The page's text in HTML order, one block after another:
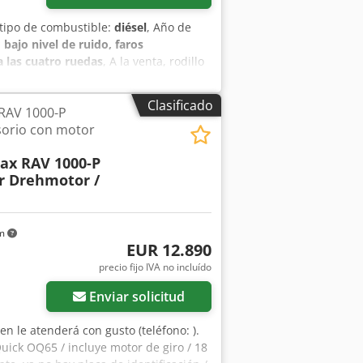
de combustible: diésel, Año de
bajo nivel de ruido, faros
las cuatro ruedas, A la venta, rodillo
El equipo ha sido mantenido
por nosotros para la venta. ¡El
el grosor de los rodillos y el estado
a utilizarse a principios de la
organizar el transporte a la
realizar simulaciones de
Datos técnicos: Horas
transporte: 1,9 m Altura de
de desplazamiento: 12 km/h
m Radio de giro externo: 4,5 m
Cummins Tipo de motor: 4BT3.3C85
Equipamiento: Radio,
rodillo, vibración delantera y
exportación y empresas. Para
Le invitamos a contactarnos
Clasificado
1000-P
con motor
RAV 1000-P
Drehmotor /
EUR 12.890
precio fijo IVA no incluído
Enviar solicitud
le atenderá con gusto (teléfono: ).
OQ65 / incluye motor de giro / 18